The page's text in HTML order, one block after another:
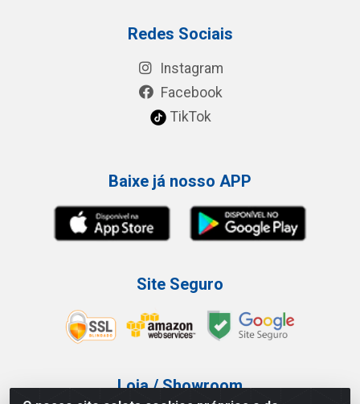
Redes Sociais
Instagram
Facebook
TikTok
Baixe já nosso APP
Site Seguro
Loja / Showroom